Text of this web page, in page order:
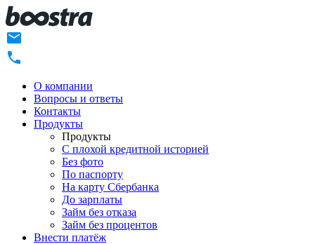
О компании
Вопросы и ответы
Контакты
Продукты
Продукты
C плохой кредитной историей
Без фото
По паспорту
На карту Сбербанка
До зарплаты
Займ без отказа
Займ без процентов
Внести платёж